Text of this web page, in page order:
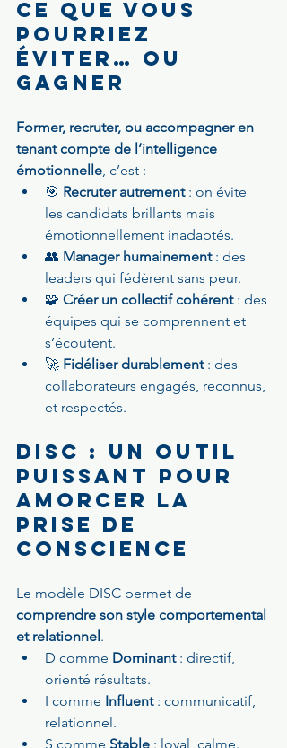
Ce que vous
pourriez
éviter… ou
gagner
Former, recruter, ou accompagner en
tenant compte de l’intelligence
émotionnelle, c’est :
🎯 Recruter autrement : on évite
les candidats brillants mais
émotionnellement inadaptés.
👥 Manager humainement : des
leaders qui fédèrent sans peur.
🧩 Créer un collectif cohérent : des
équipes qui se comprennent et
s’écoutent.
🚀 Fidéliser durablement : des
collaborateurs engagés, reconnus,
et respectés.
DISC : un outil
puissant pour
amorcer la
prise de
conscience
Le modèle DISC permet de
comprendre son style comportemental
et relationnel .
D comme Dominant : directif,
orienté résultats.
I comme Influent : communicatif,
relationnel.
S comme Stable : loyal, calme.